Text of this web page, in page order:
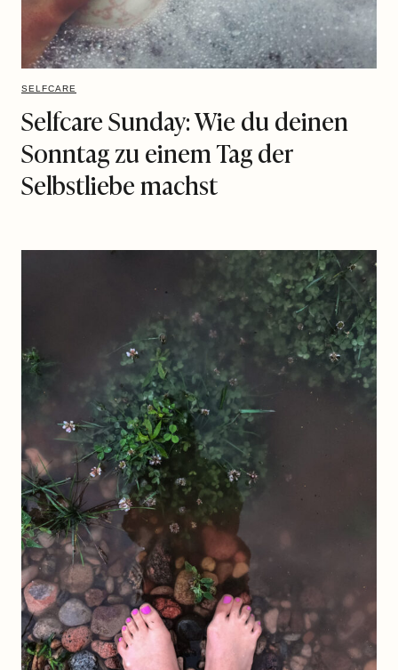
SELFCARE
Selfcare Sunday: Wie du deinen
Sonntag zu einem Tag der
Selbstliebe machst